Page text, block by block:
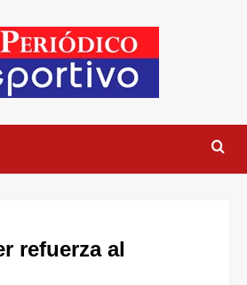
refuerza al